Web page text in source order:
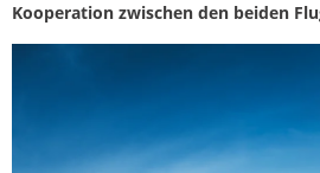
Kooperation zwischen den beiden